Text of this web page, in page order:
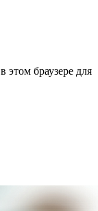
этом браузере для